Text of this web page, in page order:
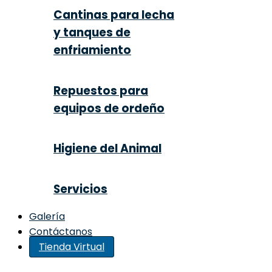
Cantinas para lecha
y tanques de
enfriamiento
Repuestos para
equipos de ordeño
Higiene del Animal
Servicios
Galería
Contáctanos
Tienda Virtual